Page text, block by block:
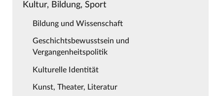
Kultur, Bildung, Sport
Bildung und Wissenschaft
Geschichtsbewusstsein und
Vergangenheitspolitik
Kulturelle Identität
Kunst, Theater, Literatur